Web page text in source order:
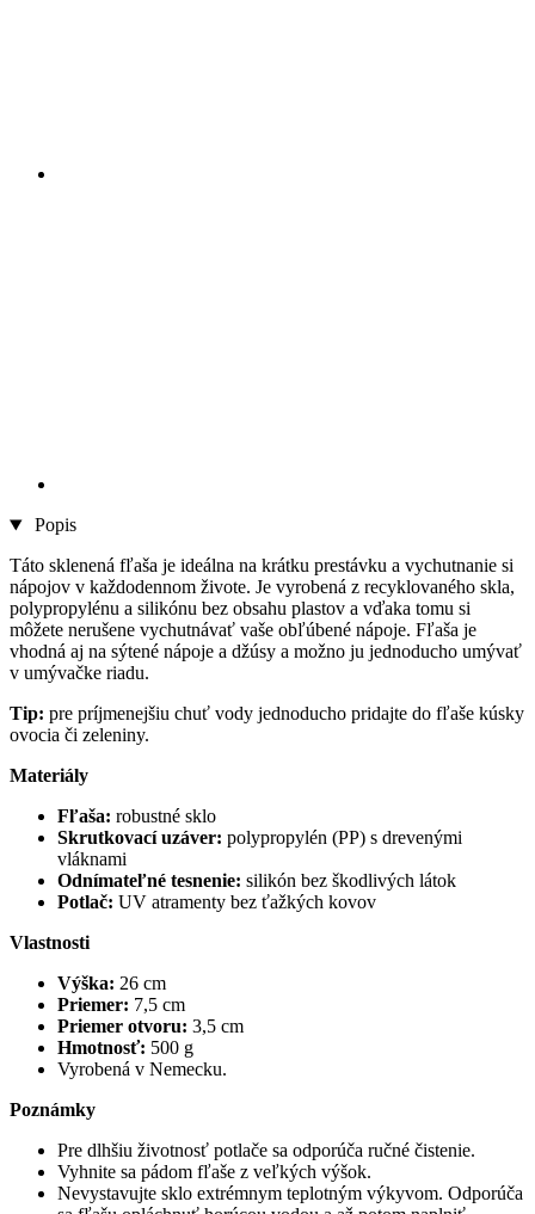
Popis
Táto sklenená fľaša je ideálna na krátku prestávku a vychutnanie si
nápojov v každodennom živote. Je vyrobená z recyklovaného skla,
polypropylénu a silikónu bez obsahu plastov a vďaka tomu si
môžete nerušene vychutnávať vaše obľúbené nápoje. Fľaša je
vhodná aj na sýtené nápoje a džúsy a možno ju jednoducho umývať
v umývačke riadu.
Tip: pre príjmenejšiu chuť vody jednoducho pridajte do fľaše kúsky
ovocia či zeleniny.
Materiály
Fľaša: robustné sklo
Skrutkovací uzáver: polypropylén (PP) s drevenými
vláknami
Odnímateľné tesnenie: silikón bez škodlivých látok
Potlač: UV atramenty bez ťažkých kovov
Vlastnosti
Výška: 26 cm
Priemer: 7,5 cm
Priemer otvoru: 3,5 cm
Hmotnosť: 500 g
Vyrobená v Nemecku.
Poznámky
Pre dlhšiu životnosť potlače sa odporúča ručné čistenie.
Vyhnite sa pádom fľaše z veľkých výšok.
Nevystavujte sklo extrémnym teplotným výkyvom. Odporúča